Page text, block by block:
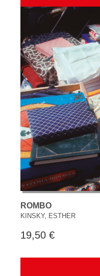
ROMBO
KINSKY, ESTHER
19,50 €